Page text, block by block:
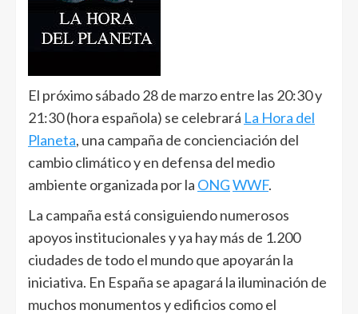
El próximo sábado 28 de marzo entre las 20:30 y
21:30 (hora española) se celebrará La Hora del
Planeta, una campaña de concienciación del
cambio climático y en defensa del medio
ambiente organizada por la ONGWWF.
La campaña está consiguiendo numerosos
apoyos institucionales y ya hay más de 1.200
ciudades de todo el mundo que apoyarán la
iniciativa. En España se apagará la iluminación de
muchos monumentos y edificios como el